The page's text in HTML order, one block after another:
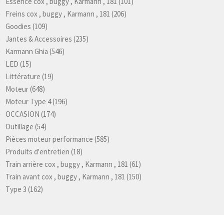
Freins cox , buggy , Karmann , 181 (206)
Goodies (109)
Jantes & Accessoires (235)
Karmann Ghia (546)
LED (15)
Littérature (19)
Moteur(648)
Moteur Type 4(196)
OCCASION (174)
Outillage (54)
Pièces moteur performance (585)
Produits d'entretien (18)
Train arrière cox , buggy , Karmann , 181 (61)
Train avant cox , buggy , Karmann , 181 (150)
Type 3 (162)